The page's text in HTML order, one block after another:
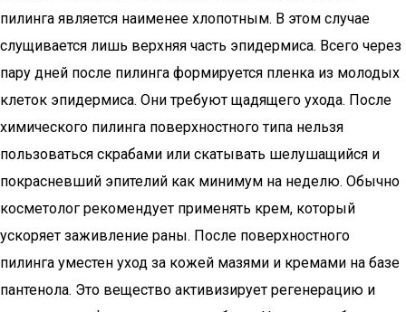
пилинга является наименее хлопотным. В этом случае
слущивается лишь верхняя часть эпидермиса. Всего через
пару дней после пилинга формируется пленка из молодых
клеток эпидермиса. Они требуют щадящего ухода. После
химического пилинга поверхностного типа нельзя
пользоваться скрабами или скатывать шелушащийся и
покрасневший эпителий как минимум на неделю. Обычно
косметолог рекомендует применять крем, который
ускоряет заживление раны. После поверхностного
пилинга уместен уход за кожей мазями и кремами на базе
пантенола. Это вещество активизирует регенерацию и